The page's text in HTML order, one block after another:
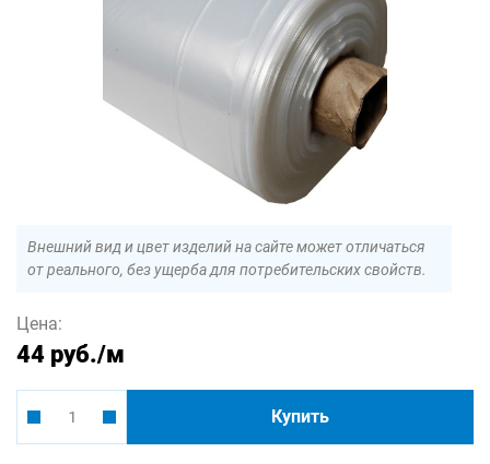
Внешний вид и цвет изделий на сайте может отличаться
от реального, без ущерба для потребительских свойств.
Цена:
44 руб./м
Купить